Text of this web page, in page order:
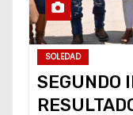
SOLEDAD
SEGUNDO